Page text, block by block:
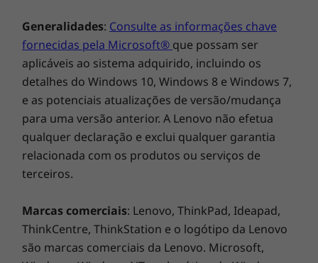
Windows 11 Home/Pro
Conteúdo da embalagem
IdeaPad Slim 3 (8.ª geração) de 16" (40,64 cm, Intel)
Transformador de 65 W
Manual de início rápido
Generalidades: Consulte as informações chave
fornecidas pela Microsoft® que possam ser
aplicáveis ao sistema adquirido, incluindo os
detalhes do Windows 10, Windows 8 e Windows 7,
e as potenciais atualizações de versão/mudança
para uma versão anterior. A Lenovo não efetua
qualquer declaração e exclui qualquer garantia
relacionada com os produtos ou serviços de
terceiros.
Marcas comerciais: Lenovo, ThinkPad, Ideapad,
ThinkCentre, ThinkStation e o logótipo da Lenovo
são marcas comerciais da Lenovo. Microsoft,